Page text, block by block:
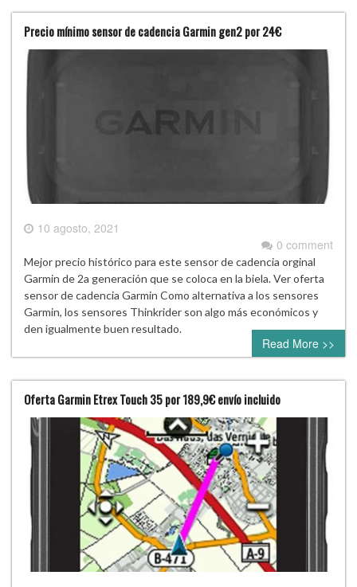
Precio mínimo sensor de cadencia Garmin gen2 por 24€
10 agosto, 2021
0 comment
Mejor precio histórico para este sensor de cadencia orginal
Garmin de 2a generación que se coloca en la biela. Ver oferta
sensor de cadencia Garmin Como alternativa a los sensores
Garmin, los sensores Thinkrider son algo más económicos y
den igualmente buen resultado.
Read More >>
Oferta Garmin Etrex Touch 35 por 189,9€ envío incluido